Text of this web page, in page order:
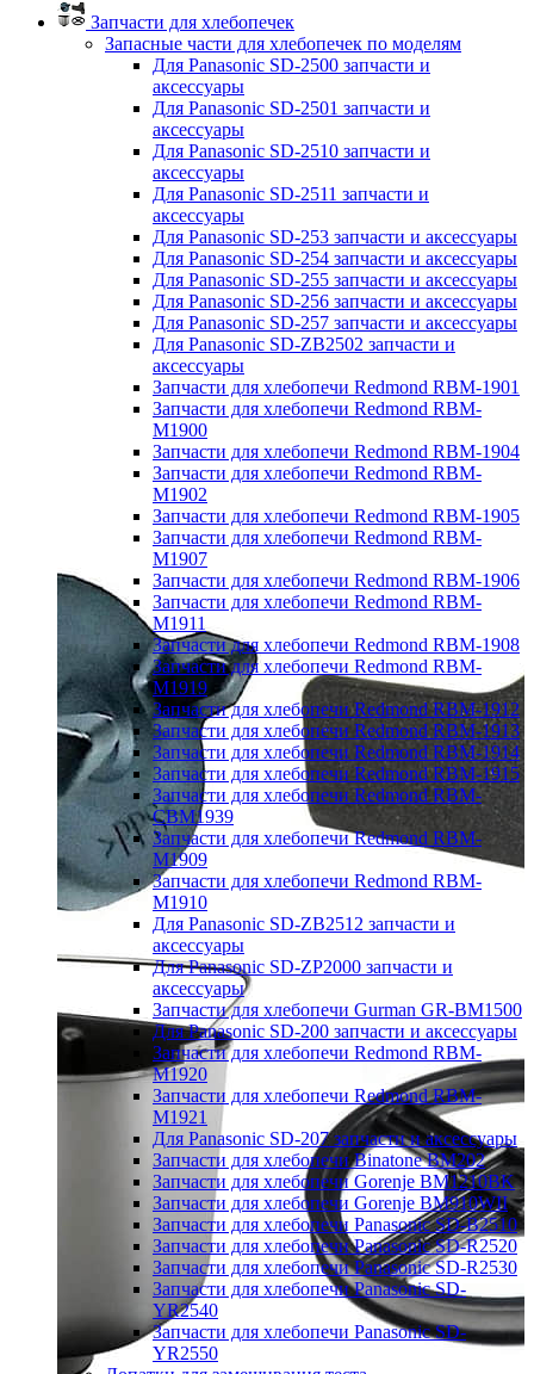
Запчасти для хлебопечек
Запасные части для хлебопечек по моделям
Для Panasonic SD-2500 запчасти и
аксессуары
Для Panasonic SD-2501 запчасти и
аксессуары
Для Panasonic SD-2510 запчасти и
аксессуары
Для Panasonic SD-2511 запчасти и
аксессуары
Для Panasonic SD-253 запчасти и аксессуары
Для Panasonic SD-254 запчасти и аксессуары
Для Panasonic SD-255 запчасти и аксессуары
Для Panasonic SD-256 запчасти и аксессуары
Для Panasonic SD-257 запчасти и аксессуары
Для Panasonic SD-ZB2502 запчасти и
аксессуары
Запчасти для хлебопечи Redmond RBM-1901
Запчасти для хлебопечи Redmond RBM-
M1900
Запчасти для хлебопечи Redmond RBM-1904
Запчасти для хлебопечи Redmond RBM-
M1902
Запчасти для хлебопечи Redmond RBM-1905
Запчасти для хлебопечи Redmond RBM-
M1907
Запчасти для хлебопечи Redmond RBM-1906
Запчасти для хлебопечи Redmond RBM-
M1911
Запчасти для хлебопечи Redmond RBM-1908
Запчасти для хлебопечи Redmond RBM-
M1919
Запчасти для хлебопечи Redmond RBM-1912
Запчасти для хлебопечи Redmond RBM-1913
Запчасти для хлебопечи Redmond RBM-1914
Запчасти для хлебопечи Redmond RBM-1915
Запчасти для хлебопечи Redmond RBM-
CBM1939
Запчасти для хлебопечи Redmond RBM-
M1909
Запчасти для хлебопечи Redmond RBM-
M1910
Для Panasonic SD-ZB2512 запчасти и
аксессуары
Для Panasonic SD-ZP2000 запчасти и
аксессуары
Запчасти для хлебопечи Gurman GR-BM1500
Для Panasonic SD-200 запчасти и аксессуары
Запчасти для хлебопечи Redmond RBM-
M1920
Запчасти для хлебопечи Redmond RBM-
M1921
Для Panasonic SD-207 запчасти и аксессуары
Запчасти для хлебопечи Binatone BM202
Запчасти для хлебопечи Gorenje BM1210BK
Запчасти для хлебопечи Gorenje BM910WII
Запчасти для хлебопечи Panasonic SD-B2510
Запчасти для хлебопечи Panasonic SD-R2520
Запчасти для хлебопечи Panasonic SD-R2530
Запчасти для хлебопечи Panasonic SD-
YR2540
Запчасти для хлебопечи Panasonic SD-
YR2550